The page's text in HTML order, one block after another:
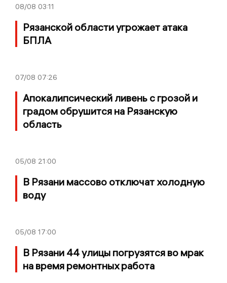
08/08 03:11
Рязанской области угрожает атака
БПЛА
07/08 07:26
Апокалипсический ливень с грозой и
градом обрушится на Рязанскую
область
05/08 21:00
В Рязани массово отключат холодную
воду
05/08 17:00
В Рязани 44 улицы погрузятся во мрак
на время ремонтных работа